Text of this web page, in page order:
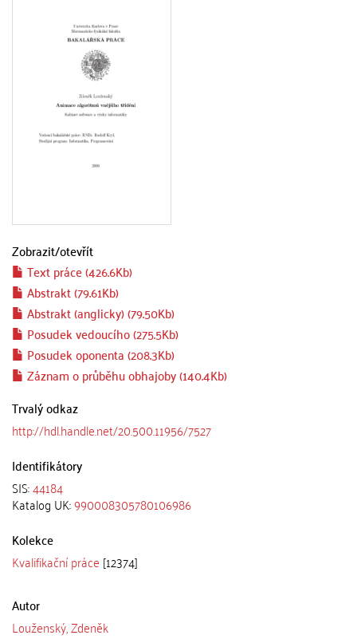
Zobrazit/otevřít
Text práce (426.6Kb)
Abstrakt (79.61Kb)
Abstrakt (anglicky) (79.50Kb)
Posudek vedoucího (275.5Kb)
Posudek oponenta (208.3Kb)
Záznam o průběhu obhajoby (140.4Kb)
Trvalý odkaz
http://hdl.handle.net/20.500.11956/7527
Identifikátory
SIS:44184
Katalog UK:990008305780106986
Kolekce
Kvalifikační práce [12374]
Autor
Louženský, Zdeněk